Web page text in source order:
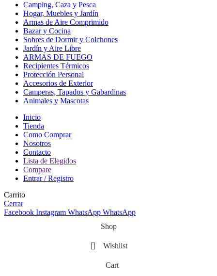
Camping, Caza y Pesca
Hogar, Muebles y Jardín
Armas de Aire Comprimido
Bazar y Cocina
Sobres de Dormir y Colchones
Jardín y Aire Libre
ARMAS DE FUEGO
Recipientes Térmicos
Protección Personal
Accesorios de Exterior
Camperas, Tapados y Gabardinas
Animales y Mascotas
Inicio
Tienda
Como Comprar
Nosotros
Contacto
Lista de Elegidos
Compare
Entrar / Registro
Carrito
Cerrar
Facebook Instagram WhatsApp WhatsApp
Shop
Wishlist
Cart